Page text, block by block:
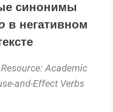
синонимы
в негативном
Academic
and-Effect Verbs